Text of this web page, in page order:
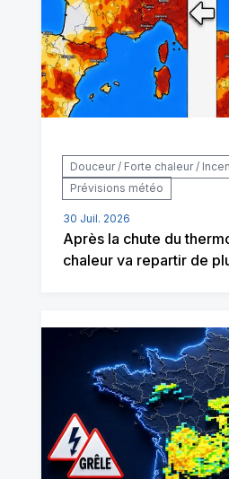
Douceur / Forte chaleur /
Prévisions météo
30 Juil. 2026
Après la chute du
chaleur va repartir de